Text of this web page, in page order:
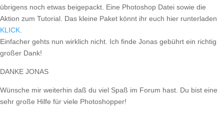
übrigens noch etwas beigepackt. Eine Photoshop Datei sowie die
Aktion zum Tutorial. Das kleine Paket könnt ihr euch hier runterladen
KLICK
Einfacher gehts nun wirklich nicht. Ich finde Jonas gebührt ein richtig
großer Dank!
DANKE JONAS
Wünsche mir weiterhin daß du viel Spaß im Forum hast. Du bist eine
sehr große Hilfe für viele Photoshopper!